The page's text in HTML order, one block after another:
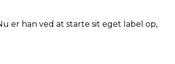
er han ved at starte sit eget label op,